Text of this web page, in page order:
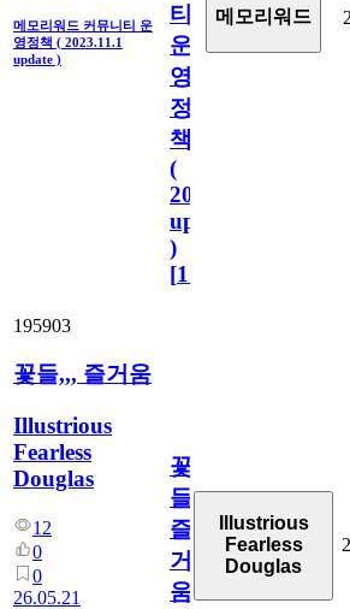
메모리워드 커뮤니티 운
영정책 ( 2023.11.1
update )
티
운
영
정
책
(
2023.11.1
update
)
[110
메모리워드
195903
꽃들,,, 즐거움
Illustrious
Fearless
Douglas
12
0
0
26.05.21
꽃
들,,,
즐
거
움
Illustrious
Fearless
Douglas